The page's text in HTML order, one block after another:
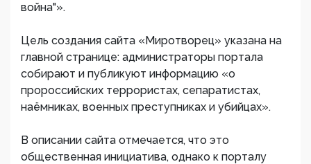
война"».
Цель создания сайта «Миротворец» указана на
главной странице: администраторы портала
собирают и публикуют информацию «о
пророссийских террористах, сепаратистах,
наёмниках, военных преступниках и убийцах».
В описании сайта отмечается, что это
общественная инициатива, однако к порталу